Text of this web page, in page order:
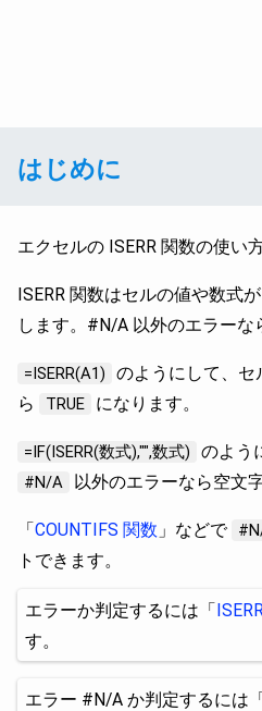
はじめに
エクセルの ISERR 関数の使い
ISERR 関数はセルの値や数式
します。#N/A 以外のエラーな
=ISERR(A1) のようにして、セ
ら
TRUE になります。
=IF(ISERR(数式),"",数式) のよう
#N/A 以外のエラーなら空文
「COUNTIFS 関数 」などで
トできます。
エラーか判定するには「
す。
エラー #N/A か判定するには